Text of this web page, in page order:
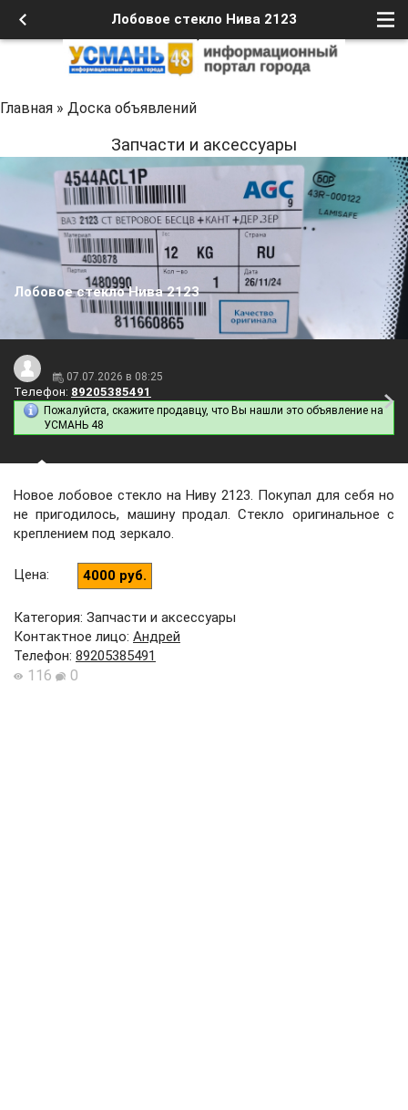
Лобовое стекло Нива 2123
Главная » Доска объявлений
Запчасти и аксессуары
Лобовое стекло Нива 2123
07.07.2026 в 08:25
Телефон: 89205385491
Пожалуйста, скажите продавцу, что Вы нашли это объявление на
УСМАНЬ 48
Новое лобовое стекло на Ниву 2123. Покупал для себя но
не пригодилось, машину продал. Стекло оригинальное с
креплением под зеркало.
Цена: 4000 руб.
Категория: Запчасти и аксессуары
Контактное лицо: Андрей
Телефон: 89205385491
116 0